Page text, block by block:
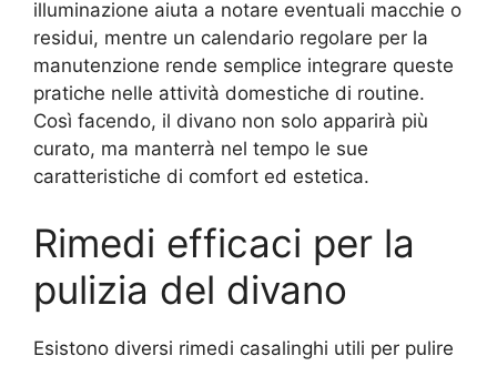
illuminazione aiuta a notare eventuali macchie o
residui, mentre un calendario regolare per la
manutenzione rende semplice integrare queste
pratiche nelle attività domestiche di routine.
Così facendo, il divano non solo apparirà più
curato, ma manterrà nel tempo le sue
caratteristiche di comfort ed estetica.
Rimedi efficaci per la
pulizia del divano
Esistono diversi rimedi casalinghi utili per pulire